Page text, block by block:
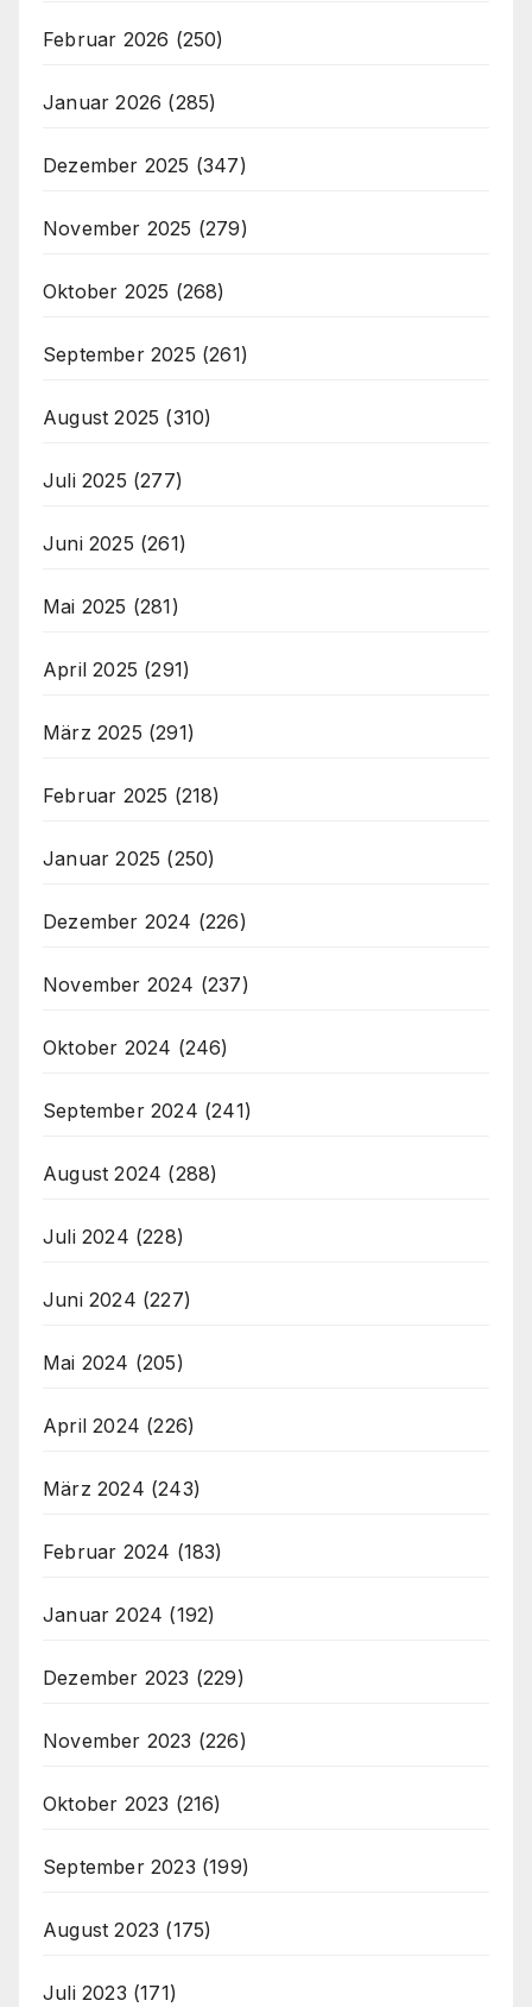
Februar 2026 (250)
Januar 2026 (285)
Dezember 2025 (347)
November 2025 (279)
Oktober 2025 (268)
September 2025 (261)
August 2025 (310)
Juli 2025 (277)
Juni 2025 (261)
Mai 2025 (281)
April 2025 (291)
März 2025 (291)
Februar 2025 (218)
Januar 2025 (250)
Dezember 2024 (226)
November 2024 (237)
Oktober 2024 (246)
September 2024 (241)
August 2024 (288)
Juli 2024 (228)
Juni 2024 (227)
Mai 2024 (205)
April 2024 (226)
März 2024 (243)
Februar 2024 (183)
Januar 2024 (192)
Dezember 2023 (229)
November 2023 (226)
Oktober 2023 (216)
September 2023 (199)
August 2023 (175)
Juli 2023 (171)